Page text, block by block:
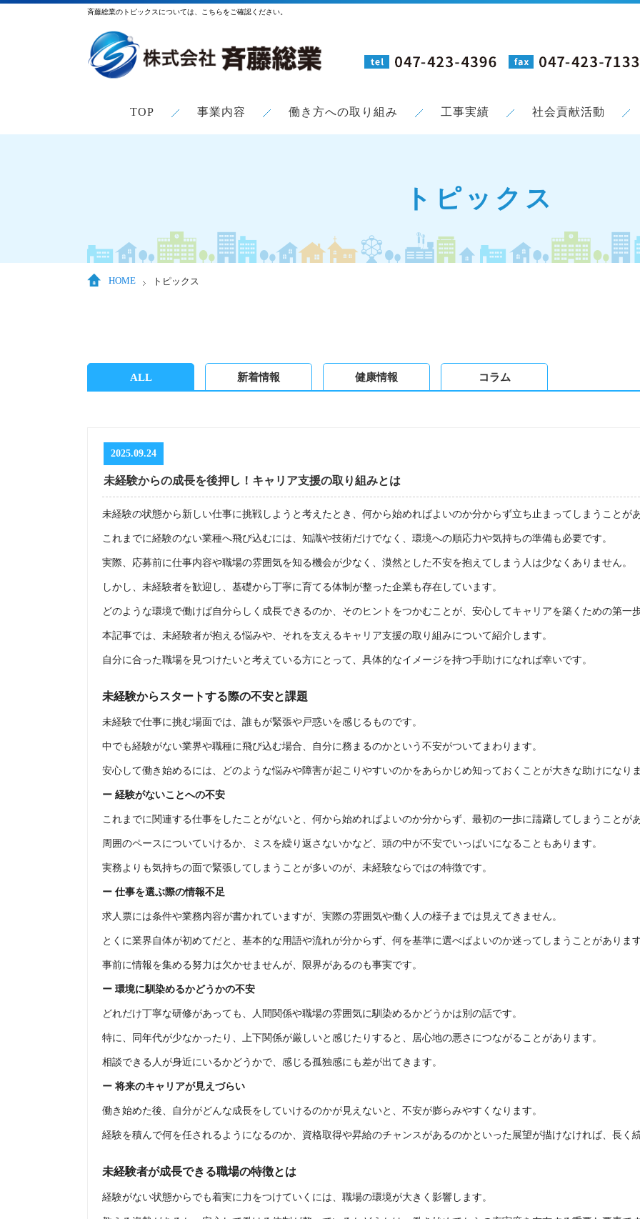
斉藤総業のトピックスについては、こちらをご確認ください。
TOP 事業内容 働き方への取り組み 工事実績 社会貢献活動
トピックス
HOME トピックス
ALL 新着情報 健康情報 コラム
2025.09.24
未経験からの成長を後押し！キャリア支援の取り組みとは
未経験の状態から新しい仕事に挑戦しようと考えたとき、何から始めればよいのか分からず立ち止まってしまうことが
これまでに経験のない業種へ飛び込むには、知識や技術だけでなく、環境への順応力や気持ちの準備も必要です。
実際、応募前に仕事内容や職場の雰囲気を知る機会が少なく、漠然とした不安を抱えてしまう人は少なくありません。
しかし、未経験者を歓迎し、基礎から丁寧に育てる体制が整った企業も存在しています。
どのような環境で働けば自分らしく成長できるのか、そのヒントをつかむことが、安心してキャリアを築くための第一
本記事では、未経験者が抱える悩みや、それを支えるキャリア支援の取り組みについて紹介します。
自分に合った職場を見つけたいと考えている方にとって、具体的なイメージを持つ手助けになれば幸いです。
未経験からスタートする際の不安と課題
未経験で仕事に挑む場面では、誰もが緊張や戸惑いを感じるものです。
中でも経験がない業界や職種に飛び込む場合、自分に務まるのかという不安がついてまわります。
安心して働き始めるには、どのような悩みや障害が起こりやすいのかをあらかじめ知っておくことが大きな助けになり
ー 経験がないことへの不安
これまでに関連する仕事をしたことがないと、何から始めればよいのか分からず、最初の一歩に躊躇してしまうことが
周囲のペースについていけるか、ミスを繰り返さないかなど、頭の中が不安でいっぱいになることもあります。
実務よりも気持ちの面で緊張してしまうことが多いのが、未経験ならではの特徴です。
ー 仕事を選ぶ際の情報不足
求人票には条件や業務内容が書かれていますが、実際の雰囲気や働く人の様子までは見えてきません。
とくに業界自体が初めてだと、基本的な用語や流れが分からず、何を基準に選べばよいのか迷ってしまうことがありま
事前に情報を集める努力は欠かせませんが、限界があるのも事実です。
ー 環境に馴染めるかどうかの不安
どれだけ丁寧な研修があっても、人間関係や職場の雰囲気に馴染めるかどうかは別の話です。
特に、同年代が少なかったり、上下関係が厳しいと感じたりすると、居心地の悪さにつながることがあります。
相談できる人が身近にいるかどうかで、感じる孤独感にも差が出てきます。
ー 将来のキャリアが見えづらい
働き始めた後、自分がどんな成長をしていけるのかが見えないと、不安が膨らみやすくなります。
経験を積んで何を任されるようになるのか、資格取得や昇給のチャンスがあるのかといった展望が描けなければ、長く
未経験者が成長できる職場の特徴とは
経験がない状態からでも着実に力をつけていくには、職場の環境が大きく影響します。